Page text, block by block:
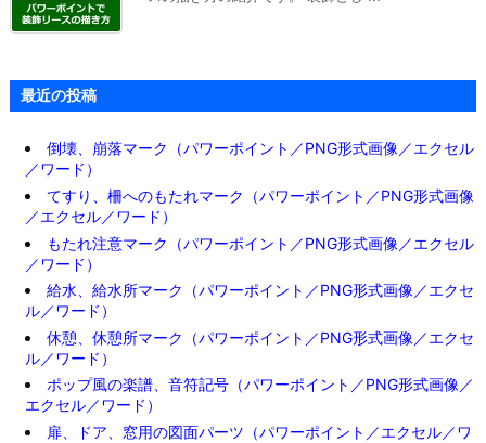
最近の投稿
倒壊、崩落マーク（パワーポイント／PNG形式画像／エクセル
／ワード）
てすり、柵へのもたれマーク（パワーポイント／PNG形式画像
／エクセル／ワード）
もたれ注意マーク（パワーポイント／PNG形式画像／エクセル
／ワード）
給水、給水所マーク（パワーポイント／PNG形式画像／エクセ
ル／ワード）
休憩、休憩所マーク（パワーポイント／PNG形式画像／エクセ
ル／ワード）
ポップ風の楽譜、音符記号（パワーポイント／PNG形式画像／
エクセル／ワード）
扉、ドア、窓用の図面パーツ（パワーポイント／エクセル／ワ